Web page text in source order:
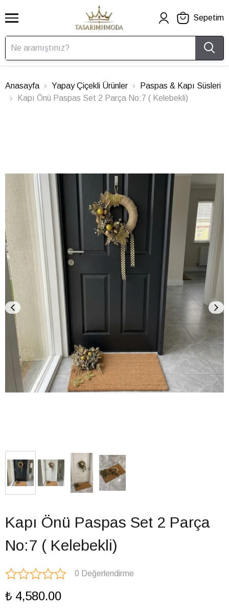
Sepetim
Anasayfa Yapay Çiçekli Ürünler
Paspas & Kapı Süsleri
Kapı Önü Paspas Set 2 Parça No:7 ( Kelebekli)
Kapı Önü Paspas Set 2 Parça
No:7 ( Kelebekli)
0 Değerlendirme
₺ 4,580.00